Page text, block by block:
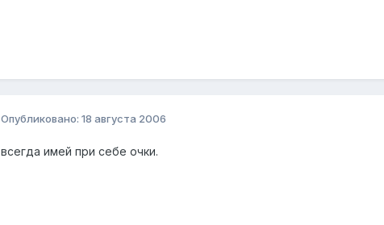
Опубликовано: 18 августа 2006
всегда имей при себе очки.